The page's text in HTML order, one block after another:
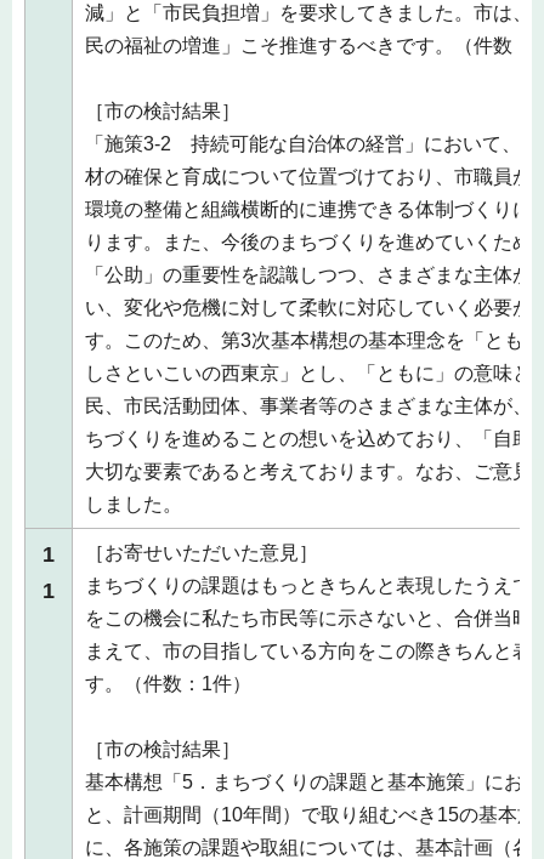
減」と「市民負担増」を要求してきました。市は、
民の福祉の増進」こそ推進するべきです。（件数：
［市の検討結果］
「施策3-2 持続可能な自治体の経営」において、
材の確保と育成について位置づけており、市職員が
環境の整備と組織横断的に連携できる体制づくりに
ります。また、今後のまちづくりを進めていくため
「公助」の重要性を認識しつつ、さまざまな主体が
い、変化や危機に対して柔軟に対応していく必要が
す。このため、第3次基本構想の基本理念を「とも
しさといこいの西東京」とし、「ともに」の意味と
民、市民活動団体、事業者等のさまざまな主体が、
ちづくりを進めることの想いを込めており、「自助
大切な要素であると考えております。なお、ご意見
しました。
1
1
［お寄せいただいた意見］
まちづくりの課題はもっときちんと表現したうえで
をこの機会に私たち市民等に示さないと、合併当時
まえて、市の目指している方向をこの際きちんと表
す。（件数：1件）
［市の検討結果］
基本構想「5．まちづくりの課題と基本施策」にお
と、計画期間（10年間）で取り組むべき15の基本
に、各施策の課題や取組については、基本計画（各